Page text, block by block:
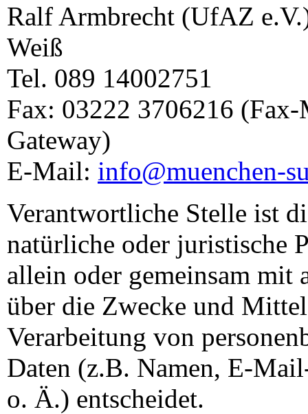
Ralf Armbrecht (UfAZ
Weiß
Tel. 089 14002751
Fax: 03222 3706216
Gateway)
E-Mail: info@muenchen-
Verantwortliche Stelle ist
natürliche oder juristische
allein oder gemeinsam mit
über die Zwecke und
Verarbeitung von
Daten (z.B. Namen, E-
o. Ä.) entscheidet.